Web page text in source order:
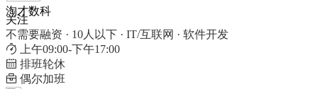
淘才数科
关注
不需要融资 · 10人以下 · IT/互联网 · 软件开发
上午09:00-下午17:00
排班轮休
偶尔加班